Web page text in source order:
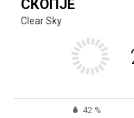
СКОПЈЕ
Clear Sky
42 %